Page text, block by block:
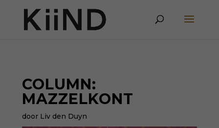
COLUMN:
MAZZELKONT
door Liv den Duyn